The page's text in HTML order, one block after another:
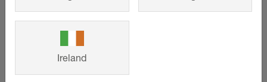
Ireland